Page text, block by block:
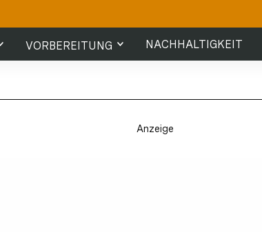
VORBEREITUNG
NACHHALTIGKEIT
Anzeige